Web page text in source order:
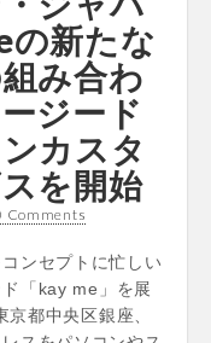
の新たな
み合わ
ジード
カスタ
を開始
Comments
ンセプトに忙しい
「kay me」を展
都中央区銀座、